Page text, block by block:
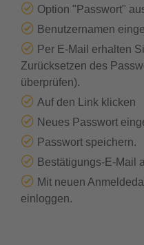
Option "Passwort"
Benutzernamen
Per E-Mail erhalten
Zurücksetzen des
überprüfen).
Auf den Link klicken
Neues Passwort
Passwort speichern.
Bestätigungs-E-Mail
Mit neuen
einloggen.